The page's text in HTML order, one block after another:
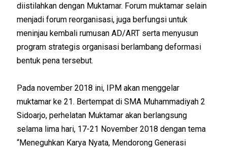
diistilahkan dengan Muktamar. Forum muktamar selain
menjadi forum reorganisasi, juga berfungsi untuk
meninjau kembali rumusan AD/ART serta menyusun
program strategis organisasi berlambang deformasi
bentuk pena tersebut.
Pada november 2018 ini, IPM akan menggelar
muktamar ke 21. Bertempat di SMA Muhammadiyah 2
Sidoarjo, perhelatan Muktamar akan berlangsung
selama lima hari, 17-21 November 2018 dengan tema
“Meneguhkan Karya Nyata, Mendorong Generasi